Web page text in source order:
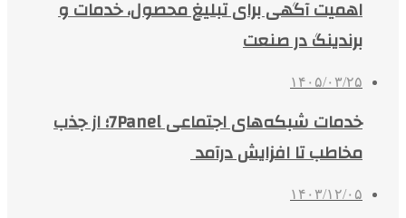
اهمیت آگهی برای تبلیغ محصول، خدمات و
برندینگ در صنعت
۱۴۰۵/۰۳/۲۵
خدمات شبکه‌های اجتماعی 7Panel؛ از جذب
مخاطب تا افزایش درآمد
۱۴۰۳/۱۲/۰۵